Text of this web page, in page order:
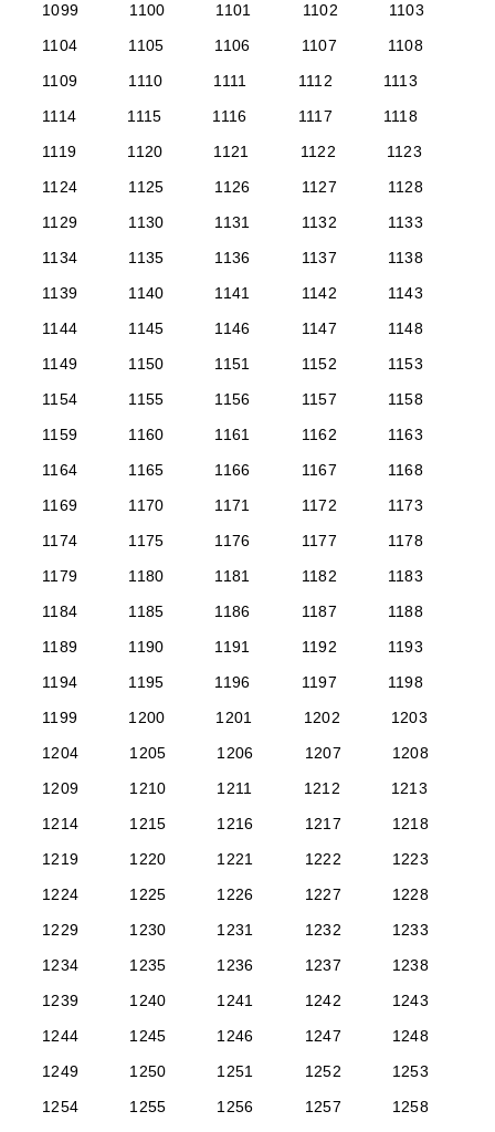
1099
1100 1101 1102
1103
1104
1105 1106 1107
1108
1109
1110 1111 1112
1113
1114
1115 1116 1117
1118
1119
1120 1121 1122
1123
1124
1125 1126 1127
1128
1129
1130 1131 1132
1133
1134
1135 1136 1137
1138
1139
1140 1141 1142
1143
1144
1145 1146 1147
1148
1149
1150 1151 1152
1153
1154
1155 1156 1157
1158
1159
1160 1161 1162
1163
1164
1165 1166 1167
1168
1169
1170 1171 1172
1173
1174
1175 1176 1177
1178
1179
1180 1181 1182
1183
1184
1185 1186 1187
1188
1189
1190 1191 1192
1193
1194
1195 1196 1197
1198
1199
1200 1201 1202
1203
1204
1205 1206 1207
1208
1209
1210 1211 1212
1213
1214
1215 1216 1217
1218
1219
1220 1221 1222
1223
1224
1225 1226 1227
1228
1229
1230 1231 1232
1233
1234
1235 1236 1237
1238
1239
1240 1241 1242
1243
1244
1245 1246 1247
1248
1249
1250 1251 1252
1253
1254
1255 1256 1257
1258